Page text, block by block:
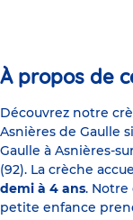
À propos de
Découvrez notre
Asnières de Gaulle
Gaulle à Asnières-
(92). La crèche
demi à 4 ans. Notre
petite enfance